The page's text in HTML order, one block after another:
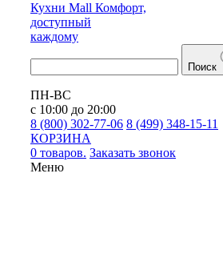
Кухни Mall Комфорт,
доступный
каждому
Поиск
ПН-ВС
с 10:00 до 20:00
8 (800) 302-77-06 8 (499) 348-15-11
КОРЗИНА
0 товаров. Заказать звонок
Меню